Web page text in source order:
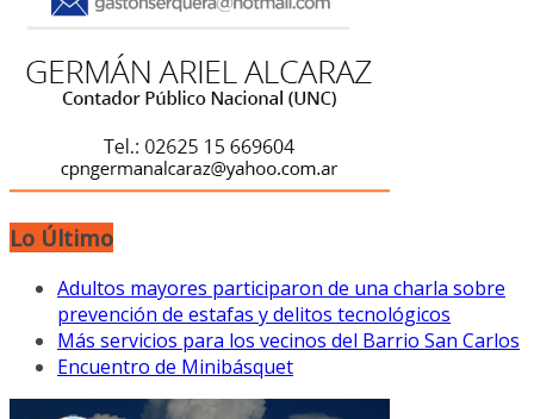
Lo Último
Adultos mayores participaron de una charla sobre
prevención de estafas y delitos tecnológicos
Más servicios para los vecinos del Barrio San Carlos
Encuentro de Minibásquet